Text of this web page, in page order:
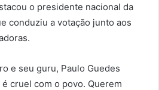
o presidente nacional da
conduziu a votação junto aos
e seu guru, Paulo Guedes
cruel com o povo. Querem